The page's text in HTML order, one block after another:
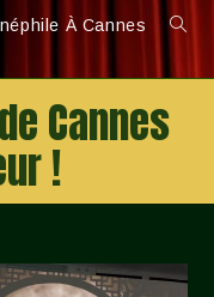
À Cannes
Cannes
!